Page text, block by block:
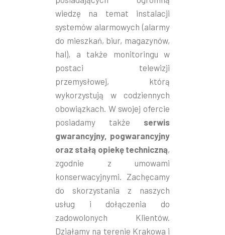
wiedzę na temat instalacji
systemów alarmowych (alarmy
do mieszkań, biur, magazynów,
hal), a także monitoringu w
postaci telewizji
przemysłowej, którą
wykorzystują w codziennych
obowiązkach. W swojej ofercie
posiadamy także serwis
gwarancyjny, pogwarancyjny
oraz stałą opiekę techniczną,
zgodnie z umowami
konserwacyjnymi. Zachęcamy
do skorzystania z naszych
usług i dołączenia do
zadowolonych Klientów.
Działamy na terenie Krakowa i